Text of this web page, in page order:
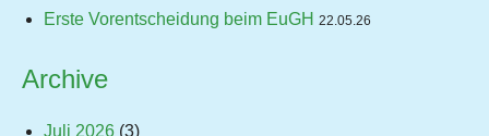
Erste Vorentscheidung beim EuGH 22.05.26
Archive
Juli 2026 (3)